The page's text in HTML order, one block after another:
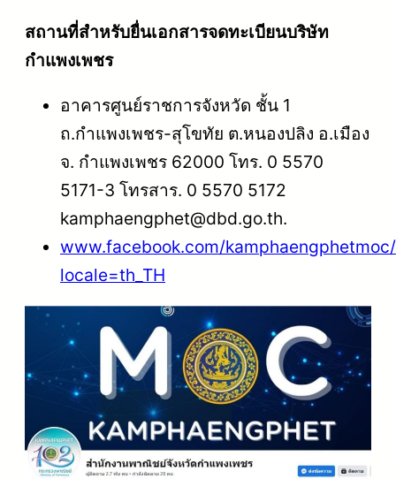
สถานที่สำหรับยื่นเอกสารจดทะเบียนบริษัท
กำแพงเพชร
อาคารศูนย์ราชการจังหวัด ชั้น 1
ถ.กำแพงเพชร-สุโขทัย ต.หนองปลิง อ.เมือง
จ. กำแพงเพชร 62000 โทร. 0 5570
5171-3 โทรสาร. 0 5570 5172
kamphaengphet@dbd.go.th.
www.facebook.com/
locale=th_TH